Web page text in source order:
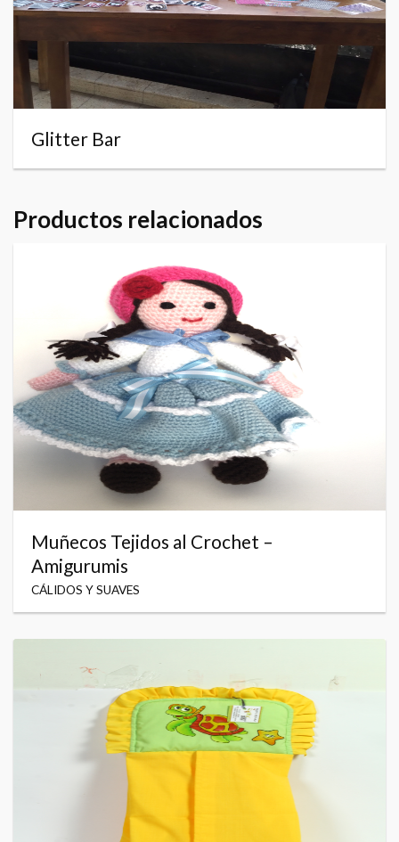
Glitter Bar
Productos relacionados
Muñecos Tejidos al Crochet –
Amigurumis
CÁLIDOS Y SUAVES